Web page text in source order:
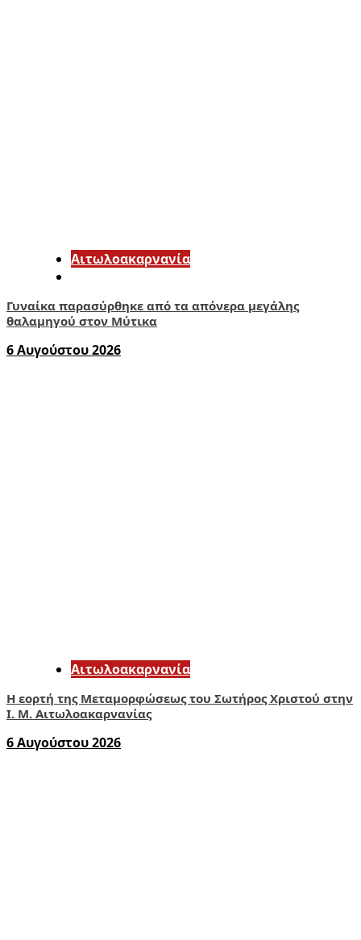
Αιτωλοακαρνανία
Γυναίκα παρασύρθηκε από τα απόνερα μεγάλης
θαλαμηγού στον Μύτικα
6 Αυγούστου 2026
Αιτωλοακαρνανία
Η εορτή της Μεταμορφώσεως του Σωτήρος Χριστού στην
Ι. Μ. Αιτωλοακαρνανίας
6 Αυγούστου 2026